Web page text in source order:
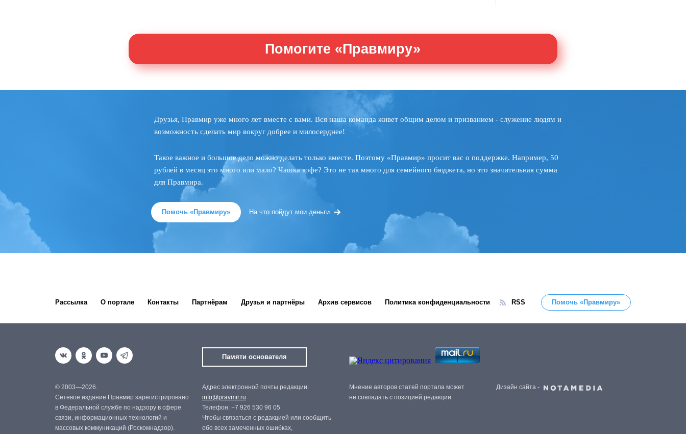
Помогите «Правмиру»
Друзья, Правмир уже много лет вместе с вами. Вся наша команда живет общим делом и призванием - служение людям и
возможность сделать мир вокруг добрее и милосерднее!
Такое важное и большое дело можно делать только вместе. Поэтому «Правмир» просит вас о поддержке. Например, 50
рублей в месяц это много или мало? Чашка кофе? Это не так много для семейного бюджета, но это значительная сумма
для Правмира.
Помочь «Правмиру» На что пойдут мои деньги
Рассылка О портале Контакты Партнёрам Друзья и партнёры Архив сервисов Политика конфиденциальности RSS Помочь «Правмиру»
Памяти основателя
© 2003—2026.
Сетевое издание Правмир зарегистрировано
в Федеральной службе по надзору в сфере
связи, информационных технологий и
массовых коммуникаций (Роскомнадзор).
Адрес электронной почты редакции:
info@pravmir.ru
Телефон: +7 926 530 96 05
Чтобы связаться с редакцией или сообщить
обо всех замеченных ошибках,
Мнение авторов статей портала может
не совпадать с позицией редакции.
Дизайн сайта -